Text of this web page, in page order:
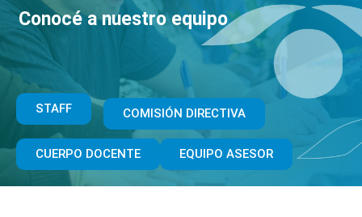
Conocé a nuestro equipo
STAFF COMISIÓN DIRECTIVA
CUERPO DOCENTE EQUIPO ASESOR